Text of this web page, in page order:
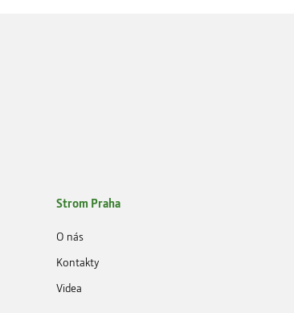
Strom Praha
O nás
Kontakty
Videa